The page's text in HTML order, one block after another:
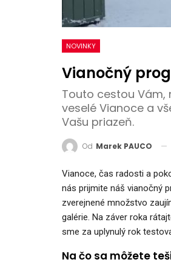
NOVINKY
Vianočný
Touto cestou
veselé Vianoce a
Vašu priazeň.
Od Marek PAUCO
Vianoce, čas radosti a
nás prijmite náš vianočný
zverejnené množstvo
galérie. Na záver roka
sme za uplynulý rok
Na čo sa môžete